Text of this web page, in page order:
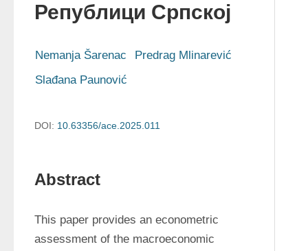
Републици Српској
Nemanja Šarenac
Predrag Mlinarević
Slađana Paunović
DOI: 10.63356/ace.2025.011
Abstract
This paper provides an econometric
assessment of the macroeconomic